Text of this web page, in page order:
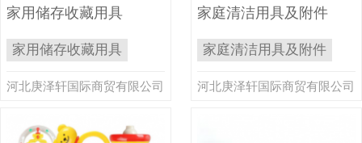
家用储存收藏用具
家用储存收藏用具
河北庚泽轩国际商贸有限公司
家庭清洁用具及附件
家庭清洁用具及附件
河北庚泽轩国际商贸有限公司